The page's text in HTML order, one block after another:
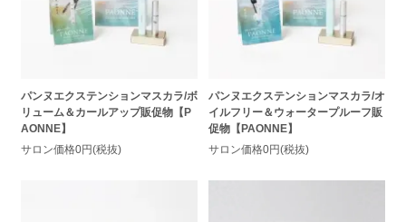
パンヌエクステンションマスカラ/ボ
リューム＆カールアップ販促物【P
AONNE】
サロン価格0円(税抜)
パンヌエクステンションマスカラ/オ
イルフリー＆ウォータープルーフ販
促物【PAONNE】
サロン価格0円(税抜)